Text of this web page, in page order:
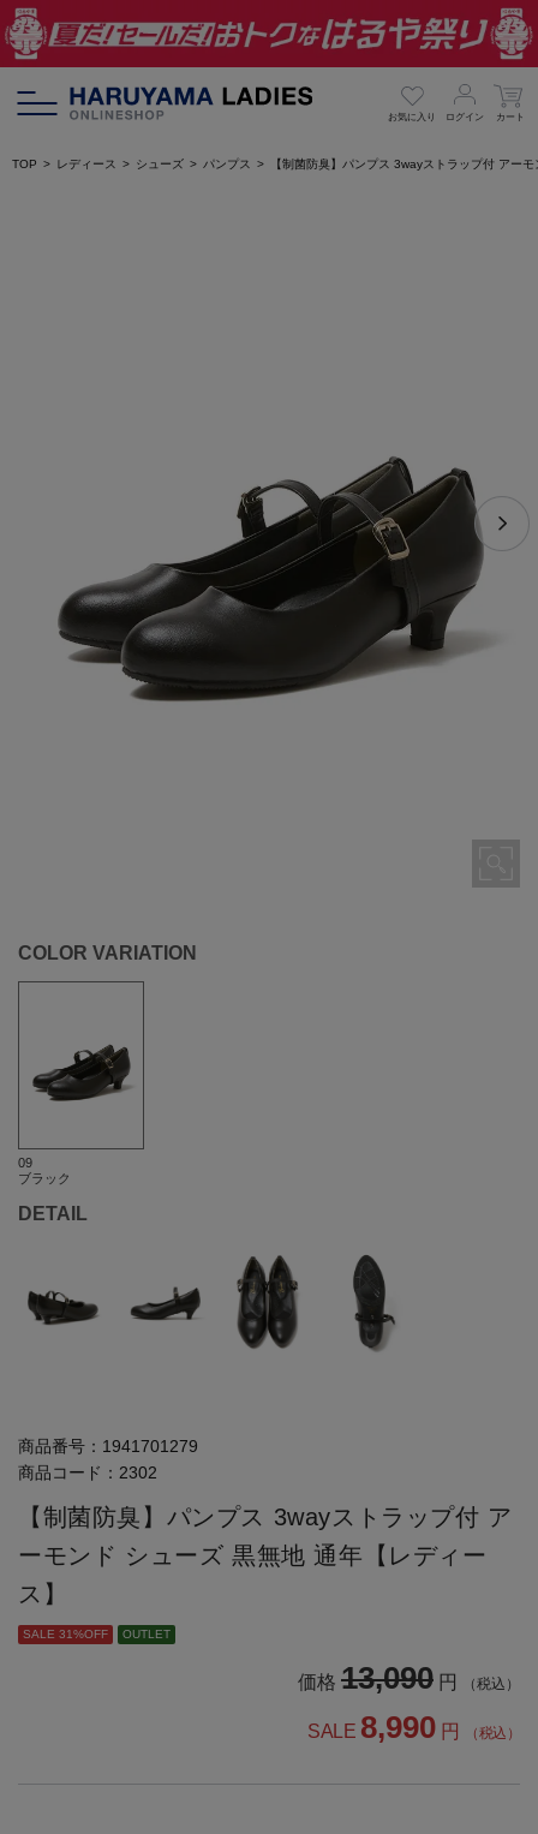
お気に入り ログイン カート
TOP レディース シューズ パンプス 【制菌防臭】パンプス 3wayストラップ付 アー
COLOR VARIATION
09
ブラック
DETAIL
商品番号： 1941701279
商品コード： 2302
【制菌防臭】パンプス 3wayストラップ付 ア
ーモンド シューズ 黒無地 通年【レディー
ス】
SALE 31%OFF OUTLET
価格 13,090 円 （税込）
SALE 8,990 円 （税込）